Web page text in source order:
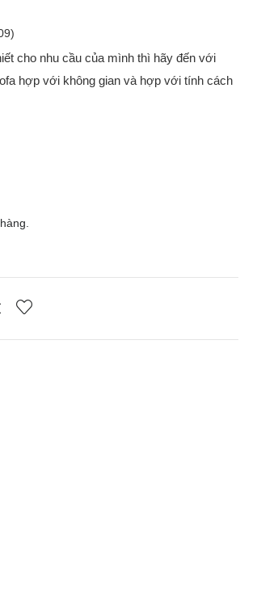
cho nhu cầu của mình thì hãy đến với
hợp với không gian và hợp với tính cách